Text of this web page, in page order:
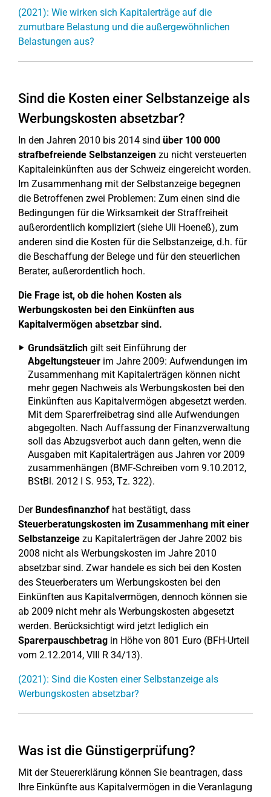
(2021): Wie wirken sich Kapitalerträge auf die
zumutbare Belastung und die außergewöhnlichen
Belastungen aus?
Sind die Kosten einer Selbstanzeige als
Werbungskosten absetzbar?
In den Jahren 2010 bis 2014 sind über 100 000
strafbefreiende Selbstanzeigen zu nicht versteuerten
Kapitaleinkünften aus der Schweiz eingereicht worden.
Im Zusammenhang mit der Selbstanzeige begegnen
die Betroffenen zwei Problemen: Zum einen sind die
Bedingungen für die Wirksamkeit der Straffreiheit
außerordentlich kompliziert (siehe Uli Hoeneß), zum
anderen sind die Kosten für die Selbstanzeige, d.h. für
die Beschaffung der Belege und für den steuerlichen
Berater, außerordentlich hoch.
Die Frage ist, ob die hohen Kosten als
Werbungskosten bei den Einkünften aus
Kapitalvermögen absetzbar sind.
Grundsätzlich gilt seit Einführung der
Abgeltungsteuer im Jahre 2009: Aufwendungen im
Zusammenhang mit Kapitalerträgen können nicht
mehr gegen Nachweis als Werbungskosten bei den
Einkünften aus Kapitalvermögen abgesetzt werden.
Mit dem Sparerfreibetrag sind alle Aufwendungen
abgegolten. Nach Auffassung der Finanzverwaltung
soll das Abzugsverbot auch dann gelten, wenn die
Ausgaben mit Kapitalerträgen aus Jahren vor 2009
zusammenhängen (BMF-Schreiben vom 9.10.2012,
BStBl. 2012 I S. 953, Tz. 322).
Der Bundesfinanzhof hat bestätigt, dass
Steuerberatungskosten im Zusammenhang mit einer
Selbstanzeige zu Kapitalerträgen der Jahre 2002 bis
2008 nicht als Werbungskosten im Jahre 2010
absetzbar sind. Zwar handele es sich bei den Kosten
des Steuerberaters um Werbungskosten bei den
Einkünften aus Kapitalvermögen, dennoch können sie
ab 2009 nicht mehr als Werbungskosten abgesetzt
werden. Berücksichtigt wird jetzt lediglich ein
Sparerpauschbetrag in Höhe von 801 Euro (BFH-Urteil
vom 2.12.2014, VIII R 34/13).
(2021): Sind die Kosten einer Selbstanzeige als
Werbungskosten absetzbar?
Was ist die Günstigerprüfung?
Mit der Steuererklärung können Sie beantragen, dass
Ihre Einkünfte aus Kapitalvermögen in die Veranlagung